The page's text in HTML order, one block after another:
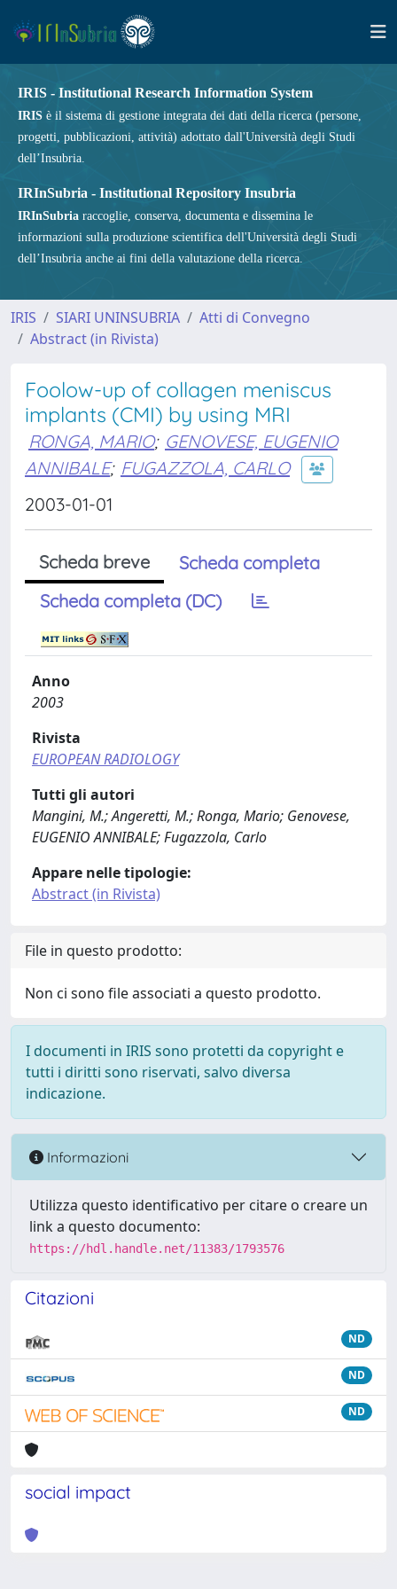
IRIS - Institutional Research Information System
IRIS è il sistema di gestione integrata dei dati della ricerca (persone,
progetti, pubblicazioni, attività) adottato dall'Università degli Studi
dell’Insubria.
IRInSubria - Institutional Repository Insubria
IRInSubria raccoglie, conserva, documenta e dissemina le
informazioni sulla produzione scientifica dell'Università degli Studi
dell’Insubria anche ai fini della valutazione della ricerca.
IRIS SIARI UNINSUBRIA
Atti di Convegno
Abstract (in Rivista)
Foolow-up of collagen meniscus
implants (CMI) by using MRI
RONGA, MARIO; GENOVESE, EUGENIO
ANNIBALE; FUGAZZOLA, CARLO
2003-01-01
Scheda breve
Scheda completa
Scheda completa (DC)
Anno
2003
Rivista
EUROPEAN RADIOLOGY
Tutti gli autori
Mangini, M.; Angeretti, M.; Ronga, Mario; Genovese,
EUGENIO ANNIBALE; Fugazzola, Carlo
Appare nelle tipologie:
Abstract (in Rivista)
File in questo prodotto:
Non ci sono file associati a questo prodotto.
I documenti in IRIS sono protetti da copyright e
tutti i diritti sono riservati, salvo diversa
indicazione.
Informazioni
Utilizza questo identificativo per citare o creare un
link a questo documento:
https://hdl.handle.net/11383/1793576
Citazioni
ND
ND
ND
social impact